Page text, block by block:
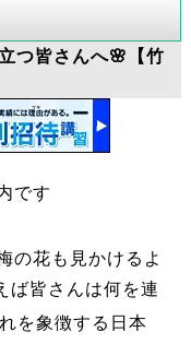
つ皆さんへ🌸【竹
です
の花も見かけるよ
ば皆さんは何を連
を象徴する日本